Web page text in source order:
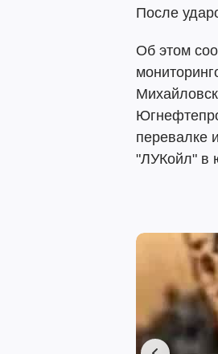
После
Об этом
перевалке
"ЛУКойл" в